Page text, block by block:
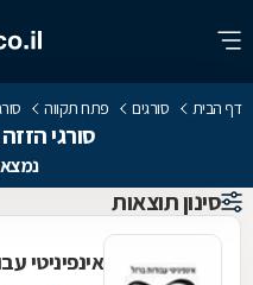
דף הבית סורגים פתח תקווה
סורגי
נמצאו 1
סינון תוצאות
אינפיניטי